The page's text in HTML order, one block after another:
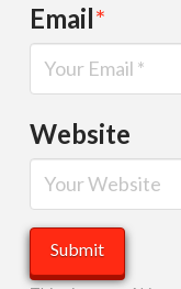
Email*
Website